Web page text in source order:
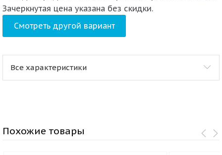
Зачеркнутая цена указана без скидки.
Смотреть другой вариант
Все характеристики
Похожие товары